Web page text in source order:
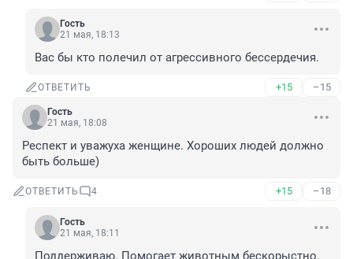
Гость
21 мая, 18:13
Вас бы кто полечил от агрессивного бессердечия.
ОТВЕТИТЬ +15 –15
Гость
21 мая, 18:08
Респект и уважуха женщине. Хороших людей должно
быть больше)
ОТВЕТИТЬ 4 +15 –18
Гость
21 мая, 18:11
Поддерживаю. Помогает животным бескорыстно.